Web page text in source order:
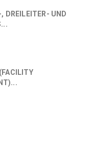
DREILEITER- UND